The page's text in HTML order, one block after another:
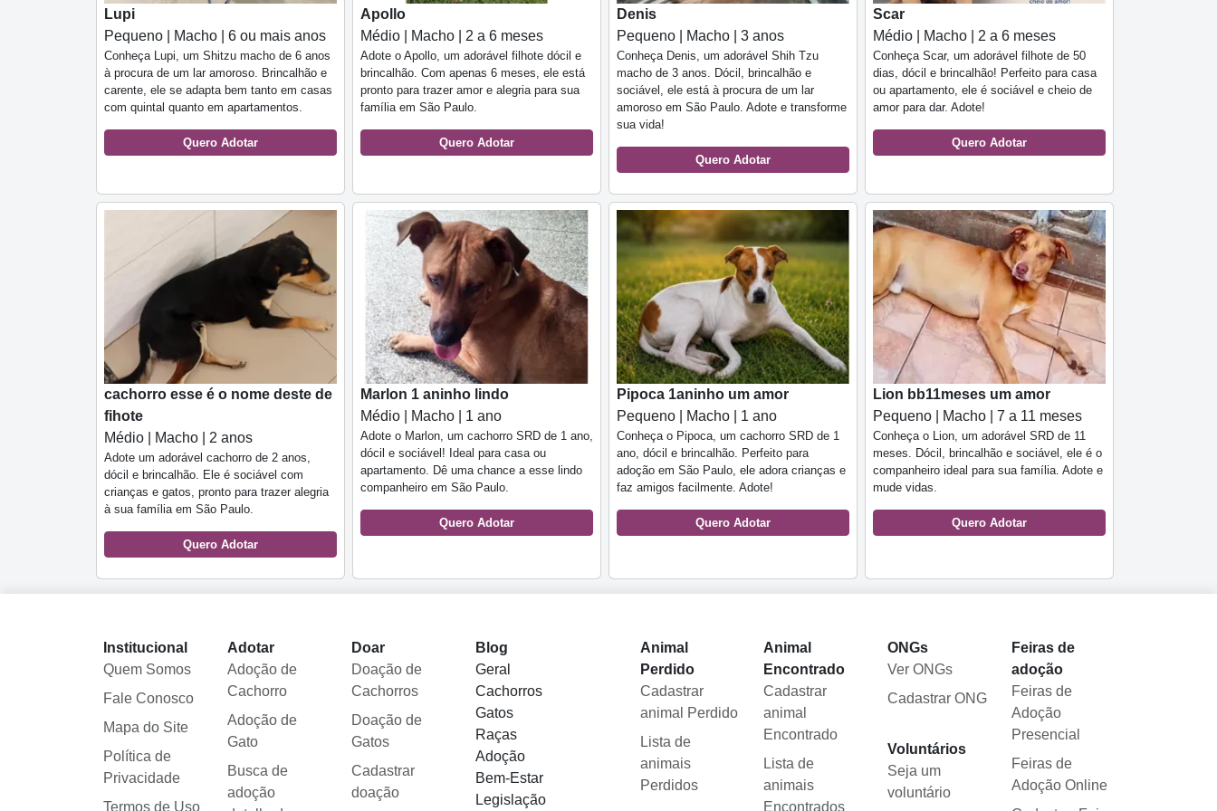
Lupi
Pequeno | Macho | 6 ou mais anos
Conheça Lupi, um Shitzu macho de 6 anos
à procura de um lar amoroso. Brincalhão e
carente, ele se adapta bem tanto em casas
com quintal quanto em apartamentos.
Quero Adotar
Apollo
Médio | Macho | 2 a 6 meses
Adote o Apollo, um adorável filhote dócil e
brincalhão. Com apenas 6 meses, ele está
pronto para trazer amor e alegria para sua
família em São Paulo.
Quero Adotar
Denis
Pequeno | Macho | 3 anos
Conheça Denis, um adorável Shih Tzu
macho de 3 anos. Dócil, brincalhão e
sociável, ele está à procura de um lar
amoroso em São Paulo. Adote e transforme
sua vida!
Quero Adotar
Scar
Médio | Macho | 2 a 6 meses
Conheça Scar, um adorável filhote de 50
dias, dócil e brincalhão! Perfeito para casa
ou apartamento, ele é sociável e cheio de
amor para dar. Adote!
Quero Adotar
cachorro esse é o nome deste de
fihote
Médio | Macho | 2 anos
Adote um adorável cachorro de 2 anos,
dócil e brincalhão. Ele é sociável com
crianças e gatos, pronto para trazer alegria
à sua família em São Paulo.
Quero Adotar
Marlon 1 aninho lindo
Médio | Macho | 1 ano
Adote o Marlon, um cachorro SRD de 1 ano,
dócil e sociável! Ideal para casa ou
apartamento. Dê uma chance a esse lindo
companheiro em São Paulo.
Quero Adotar
Pipoca 1aninho um amor
Pequeno | Macho | 1 ano
Conheça o Pipoca, um cachorro SRD de 1
ano, dócil e brincalhão. Perfeito para
adoção em São Paulo, ele adora crianças e
faz amigos facilmente. Adote!
Quero Adotar
Lion bb11meses um amor
Pequeno | Macho | 7 a 11 meses
Conheça o Lion, um adorável SRD de 11
meses. Dócil, brincalhão e sociável, ele é o
companheiro ideal para sua família. Adote e
mude vidas.
Quero Adotar
Institucional
Quem Somos
Fale Conosco
Mapa do Site
Política de
Privacidade
Termos de Uso
Adotar
Adoção de
Cachorro
Adoção de
Gato
Busca de
adoção
Doar
Doação de
Cachorros
Doação de
Gatos
Cadastrar
doação
Blog
Geral
Cachorros
Gatos
Raças
Adoção
Bem-Estar
Legislação
Animal
Perdido
Cadastrar
animal Perdido
Lista de
animais
Perdidos
Animal
Encontrado
Cadastrar
animal
Encontrado
Lista de
animais
Encontrados
ONGs
Ver ONGs
Cadastrar ONG
Voluntários
Seja um
voluntário
Feiras de
adoção
Feiras de
Adoção
Presencial
Feiras de
Adoção Online